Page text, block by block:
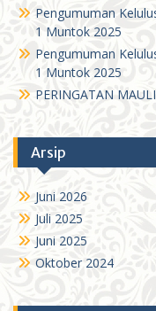
Pengumuman
1 Muntok 2025
Pengumuman
1 Muntok 2025
PERINGATAN
Arsip
Juni 2026
Juli 2025
Juni 2025
Oktober 2024